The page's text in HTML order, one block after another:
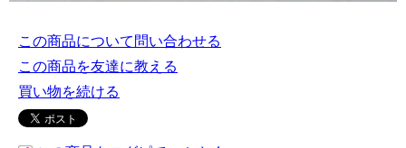
この商品について問い合わせる
この商品を友達に教える
買い物を続ける